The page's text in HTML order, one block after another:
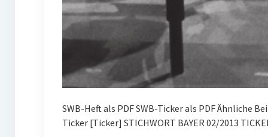
SWB-Heft als PDF SWB-Ticker als PDF Ähnliche
Ticker [Ticker] STICHWORT BAYER 02/2013